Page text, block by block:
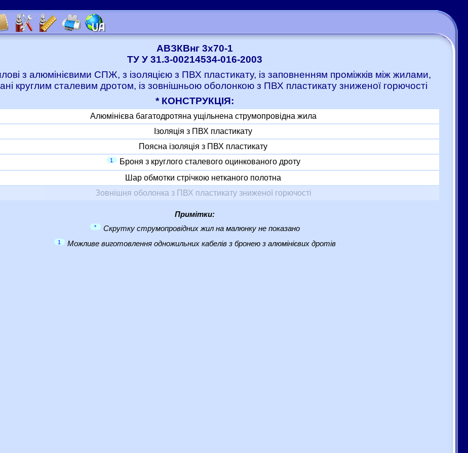
АВЗКВнг 3x70-1
ТУ У 31.3-00214534-016-2003
з алюмінієвими СПЖ, з ізоляцією з ПВХ пластикату, із заповненням проміжків між жилами,
круглим сталевим дротом, із зовнішньою оболонкою з ПВХ пластикату зниженої горючості
* КОНСТРУКЦІЯ:
Алюмінієва багатодротяна ущільнена струмопровідна жила
Ізоляція з ПВХ пластикату
Поясна ізоляція з ПВХ пластикату
1
Броня з круглого сталевого оцинкованого дроту
Шар обмотки стрічкою нетканого полотна
Зовнішня оболонка з ПВХ пластикату зниженої горючості
Примітки:
* Скрутку струмопровідних жил на малюнку не показано
1 Можливе виготовлення одножильних кабелів з бронею з алюмінієвих дротів